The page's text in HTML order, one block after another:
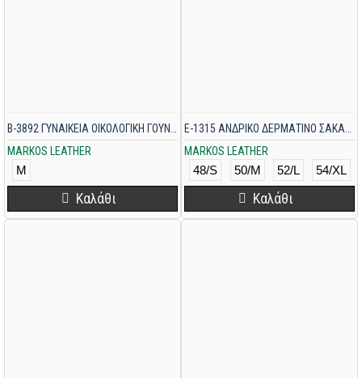
MARKOS LEATHER
M
Καλάθι
MARKOS LEATHER
48/S 50/M 52/L 54/XL
Καλάθι